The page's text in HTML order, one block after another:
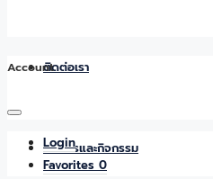
ติดต่อเรา
ข่าวสารและกิจกรรม
Account
Login
Favorites 0